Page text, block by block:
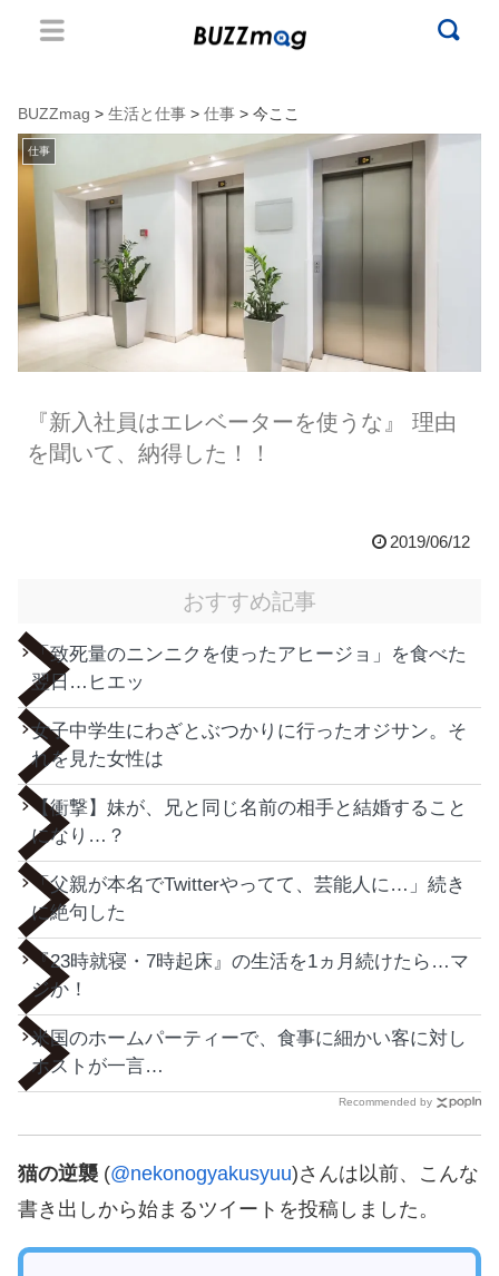
BUZZmag > 生活と仕事 > 仕事 > 今ここ
仕事
『新入社員はエレベーターを使うな』 理由
を聞いて、納得した！！
2019/06/12
おすすめ記事
「致死量のニンニクを使ったアヒージョ」を食べた
翌日…ヒエッ
女子中学生にわざとぶつかりに行ったオジサン。そ
れを見た女性は
【衝撃】妹が、兄と同じ名前の相手と結婚すること
になり…？
「父親が本名でTwitterやってて、芸能人に…」続き
に絶句した
『23時就寝・7時起床』の生活を1ヵ月続けたら…マ
ジか！
米国のホームパーティーで、食事に細かい客に対し
ホストが一言…
Recommended by
猫の逆襲 (@nekonogyakusyuu)さんは以前、こんな
書き出しから始まるツイートを投稿しました。